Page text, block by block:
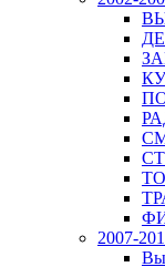
2007-